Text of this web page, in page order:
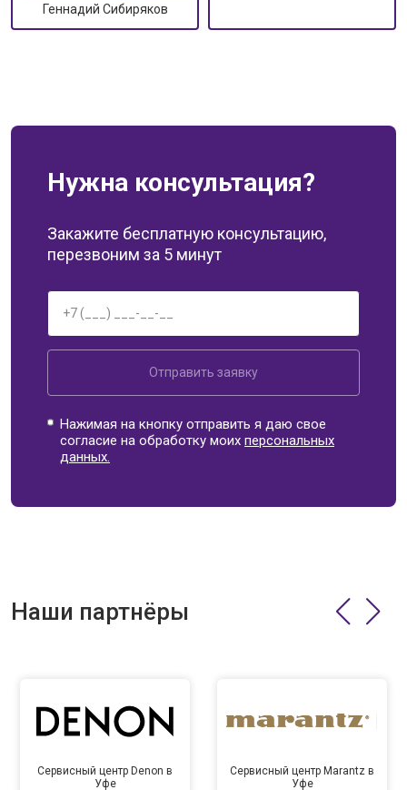
Геннадий Сибиряков
Нужна консультация?
Закажите бесплатную консультацию,
перезвоним за 5 минут
Отправить заявку
Нажимая на кнопку отправить я даю свое
согласие на обработку моихперсональных
данных.
Наши партнёры
Сервисный центр Denon в
Уфе
Сервисный центр Marantz в
Уфе